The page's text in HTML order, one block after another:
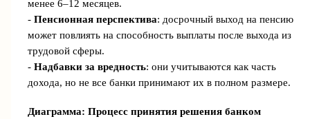
менее 6–12 месяцев.
- Пенсионная перспектива: досрочный выход на пенсию
может повлиять на способность выплаты после выхода из
трудовой сферы.
- Надбавки за вредность: они учитываются как часть
дохода, но не все банки принимают их в полном размере.
Диаграмма: Процесс принятия решения банком